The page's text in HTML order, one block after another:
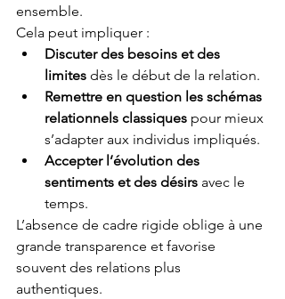
ensemble.
Cela peut impliquer :
Discuter des besoins et des
limites dès le début de la relation.
Remettre en question les schémas
relationnels classiques pour mieux
s’adapter aux individus impliqués.
Accepter l’évolution des
sentiments et des désirs avec le
temps.
L’absence de cadre rigide oblige à une
grande transparence et favorise
souvent des relations plus
authentiques.